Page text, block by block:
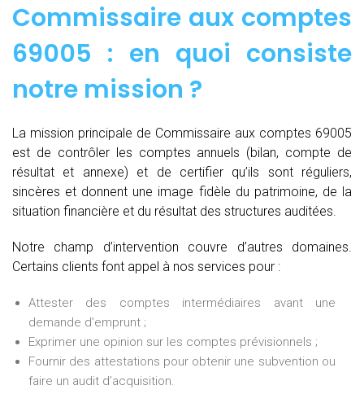
Commissaire aux comptes
69005 : en quoi consiste
notre mission ?
La mission principale de Commissaire aux comptes 69005
est de contrôler les comptes annuels (bilan, compte de
résultat et annexe) et de certifier qu’ils sont réguliers,
sincères et donnent une image fidèle du patrimoine, de la
situation financière et du résultat des structures auditées.
Notre champ d’intervention couvre d’autres domaines.
Certains clients font appel à nos services pour :
Attester des comptes intermédiaires avant une
demande d’emprunt ;
Exprimer une opinion sur les comptes prévisionnels ;
Fournir des attestations pour obtenir une subvention ou
faire un audit d’acquisition.